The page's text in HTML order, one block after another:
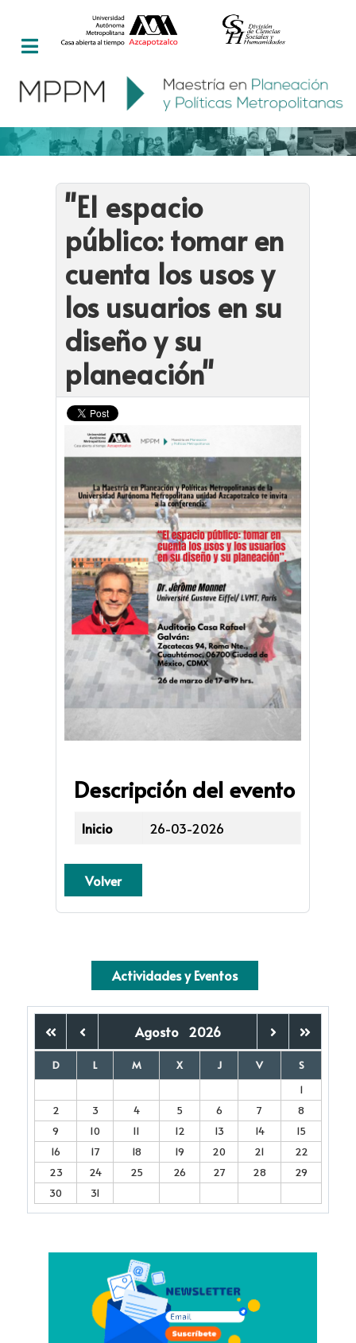
"El espacio
público: tomar en
cuenta los usos y
los usuarios en su
diseño y su
planeación"
Descripción del evento
Inicio 26-03-2026
Volver
Actividades y Eventos
Agosto 2026
D L M X J V
S
1
2
3 4 5 6 7
8
9
10 11 12 13 14
15
16
17 18 19 20 21
22
23
24 25 26 27 28
29
30
31